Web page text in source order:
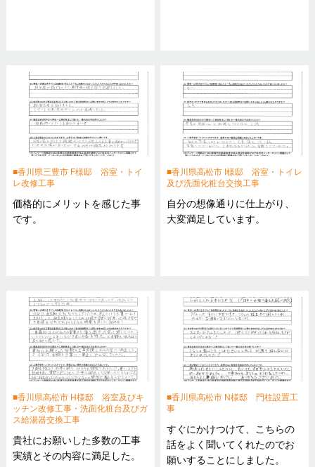
香川県三豊市 F様邸 浴室・トイ
レ改修工事
価格的にメリットを感じた事
です。
香川県高松市 I様邸 浴室・トイレ
及び洗面化粧台交換工事
自分の想像通りに仕上がり、
大変満足しています。
香川県高松市 H様邸 浴室及びキ
ッチン改修工事・洗面化粧台及びガ
ス給湯器交換工事
貴社にお願いした多数の工事
実績とその内容に満足した。
香川県高松市 N様邸 門柱設置工
事
すぐにかけつけて、こちらの
話をよく聞いてくれたのでお
願いすることにしました。